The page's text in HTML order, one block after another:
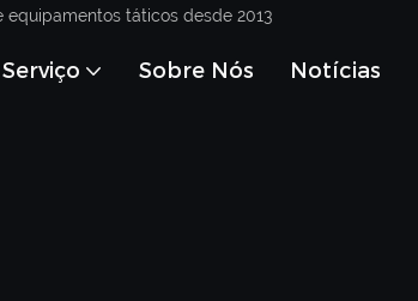
táticos desde 2013
Serviço Sobre Nós Notícias